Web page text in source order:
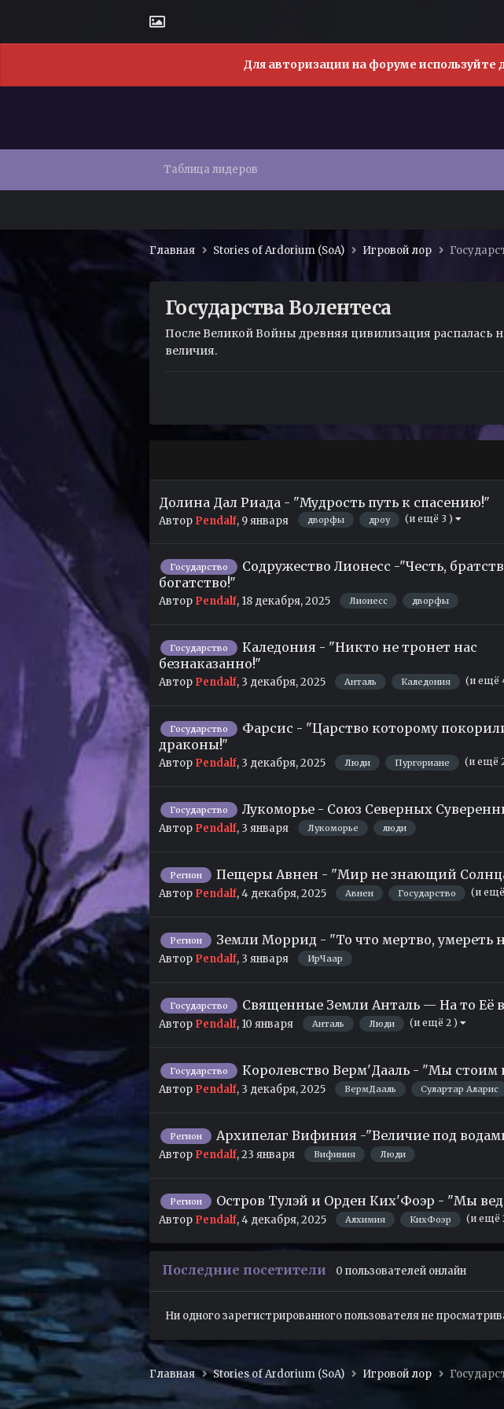
Для авторизации на форуме используйте
Таблица лидеров
Главная Stories of Ardorium (SoA) Игровой лор
Государства Волентеса
После Великой Войны древняя цивилизация распалась
величия.
Долина Дал Риада - "Мудрость путь к спасению!"
Автор Pendalf, 9 января дворфы дроу (и ещё 3 )
Государство
Содружество Лионесс -"Честь,
богатство!"
Автор Pendalf, 18 декабря, 2025 Лионесс дворфы
Государство
Каледония - "Никто не тронет нас
безнаказанно!"
Автор Pendalf, 3 декабря, 2025 Анталь Каледония (и ещё
Государство
Фарсис - "Царство которому
драконы!"
Автор Pendalf, 3 декабря, 2025 Люди Пургориане (и ещё
Государство Лукоморье - Союз Северных
Автор Pendalf, 3 января Лукоморье люди
Регион Пещеры Авнен - "Мир не знающий
Автор Pendalf,4 декабря, 2025 Авнен Государство (и
Регион Земли Моррид - "То что мертво, умереть
Автор Pendalf, 3 января ИрЧаар
Государство Священные Земли Анталь — На то Её
Автор Pendalf, 10 января Анталь Люди (и ещё 2 )
Государство Королевство Верм'Дааль - "Мы стоим
Автор Pendalf, 3 декабря, 2025 ВермДааль Сулартар Аларис
Регион Архипелаг Вифиния -"Величие под
Автор Pendalf,23 января Вифиния Люди
Регион Остров Тулэй и Орден Ких'Фоэр - "Мы
Автор Pendalf,4 декабря, 2025 Алхимия КихФоэр (и ещё
Последние посетители 0 пользователей онлайн
Ни одного зарегистрированного пользователя не
Главная Stories of Ardorium (SoA) Игровой лор